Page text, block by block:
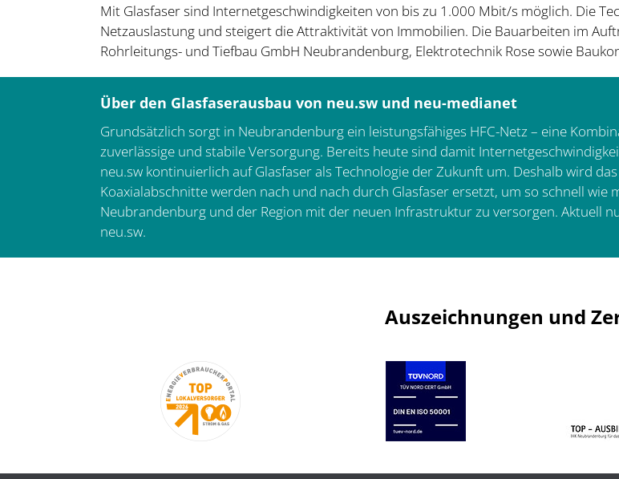
Mit Glasfaser sind Internetgeschwindigkeiten von bis zu 1.000 Mbit/s möglich. Die
Netzauslastung und steigert die Attraktivität von Immobilien. Die Bauarbeiten im
Rohrleitungs- und Tiefbau GmbH Neubrandenburg, Elektrotechnik Rose sowie
Über den Glasfaserausbau von neu.sw und neu-medianet
Grundsätzlich sorgt in Neubrandenburg ein leistungsfähiges HFC-Netz – eine
zuverlässige und stabile Versorgung. Bereits heute sind damit
neu.sw kontinuierlich auf Glasfaser als Technologie der Zukunft um. Deshalb wird
Koaxialabschnitte werden nach und nach durch Glasfaser ersetzt, um so schnell
Neubrandenburg und der Region mit der neuen Infrastruktur zu versorgen. Aktuell
neu.sw.
Auszeichnungen und